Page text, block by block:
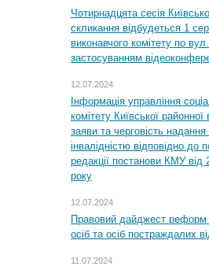
Чотирнадцята сесія
скликання відбудеться 1
виконавчого комітету по
застосуванням
12.07.2024
Інформація управління
комітету Київської
заяви та черговість надання
інвалідністю відповідно
редакції постанови КМУ
року
12.07.2024
Правовий дайджест реформ
осіб та осіб постраждалих
11.07.2024